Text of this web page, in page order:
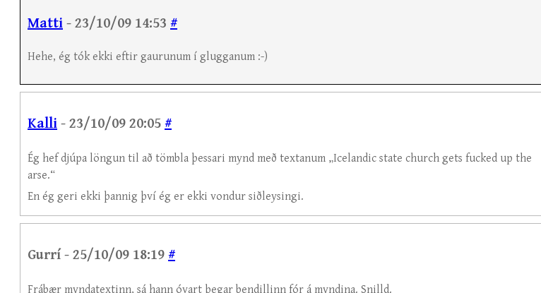
Matti - 23/10/09 14:53 #
Hehe, ég tók ekki eftir gaurunum í glugganum :-)
Kalli - 23/10/09 20:05 #
Ég hef djúpa löngun til að tömbla þessari mynd með textanum „Icelandic state church gets fucked up the
arse.“
En ég geri ekki þannig því ég er ekki vondur siðleysingi.
Gurrí - 25/10/09 18:19 #
Frábær myndatextinn, sá hann óvart þegar bendillinn fór á myndina. Snilld.